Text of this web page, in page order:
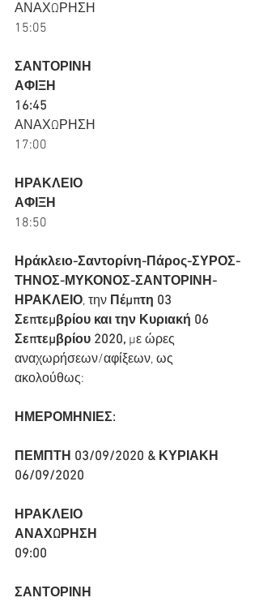
ΑΝΑΧΩΡΗΣΗ
15:05
ΣΑΝΤΟΡΙΝΗ
ΑΦΙΞΗ
16:45
ΑΝΑΧΩΡΗΣΗ
17:00
ΗΡΑΚΛΕΙΟ
ΑΦΙΞΗ
18:50
Ηράκλειο-Σαντορίνη-Πάρος-ΣΥΡΟΣ-
ΤΗΝΟΣ-ΜΥΚΟΝΟΣ-ΣΑΝΤΟΡΙΝΗ-
ΗΡΑΚΛΕΙΟ, την Πέμπτη 03
Σεπτεμβρίου και την Κυριακή 06
Σεπτεμβρίου 2020, με ώρες
αναχωρήσεων/αφίξεων, ως
ακολούθως:
ΗΜΕΡΟΜΗΝΙΕΣ:
ΠΕΜΠΤΗ 03/09/2020 & ΚΥΡΙΑΚΗ
06/09/2020
ΗΡΑΚΛΕΙΟ
ΑΝΑΧΩΡΗΣΗ
09:00
ΣΑΝΤΟΡΙΝΗ